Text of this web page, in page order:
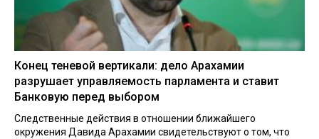
Конец теневой вертикали: дело Арахамии
разрушает управляемость парламента и ставит
Банковую перед выбором
Следственные действия в отношении ближайшего
окружения Давида Арахамии свидетельствуют о том, что